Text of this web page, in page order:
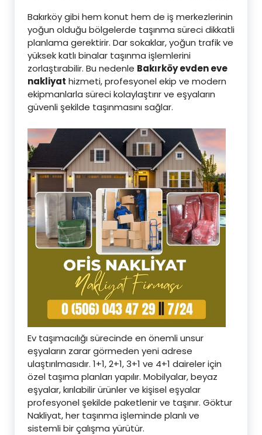
Bakırköy gibi hem konut hem de iş merkezlerinin
yoğun olduğu bölgelerde taşınma süreci dikkatli
planlama gerektirir. Dar sokaklar, yoğun trafik ve
yüksek katlı binalar taşınma işlemlerini
zorlaştırabilir. Bu nedenle Bakırköy evden eve
nakliyat hizmeti, profesyonel ekip ve modern
ekipmanlarla süreci kolaylaştırır ve eşyaların
güvenli şekilde taşınmasını sağlar.
Ev taşımacılığı sürecinde en önemli unsur
eşyaların zarar görmeden yeni adrese
ulaştırılmasıdır. 1+1, 2+1, 3+1 ve 4+1 daireler için
özel taşıma planları yapılır. Mobilyalar, beyaz
eşyalar, kırılabilir ürünler ve kişisel eşyalar
profesyonel şekilde paketlenir ve taşınır. Göktur
Nakliyat, her taşınma işleminde planlı ve
sistemli bir çalışma yürütür.